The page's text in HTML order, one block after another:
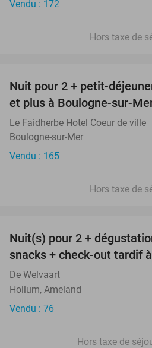
Vendu : 172
Hors taxe de
Nuit pour 2 + petit-
et plus à Boulogne-sur-
Le Faidherbe Hotel Coeur de ville
Boulogne-sur-Mer
Vendu : 165
Hors taxe de
Nuit(s) pour 2 +
snacks + check-out tardif
De Welvaart
Hollum, Ameland
Vendu : 76
Hors taxe de